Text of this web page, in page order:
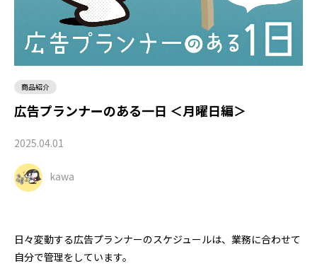
商品紹介
広告プランナーのある一日 ＜月曜日編＞
2025.04.01
kawa
日々変動する広告プランナーのスケジュールは、業務に合わせて
自分で管理をしています。